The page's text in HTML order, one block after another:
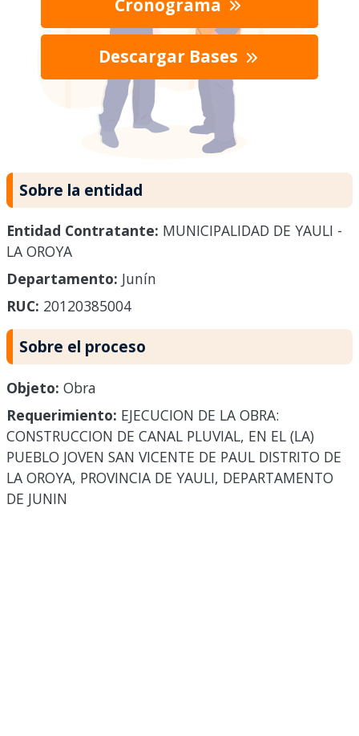
Cronograma
Descargar Bases
Sobre la entidad
Entidad Contratante: MUNICIPALIDAD DE YAULI -
LA OROYA
Departamento: Junín
RUC: 20120385004
Sobre el proceso
Objeto: Obra
Requerimiento: EJECUCION DE LA OBRA:
CONSTRUCCION DE CANAL PLUVIAL, EN EL (LA)
PUEBLO JOVEN SAN VICENTE DE PAUL DISTRITO DE
LA OROYA, PROVINCIA DE YAULI, DEPARTAMENTO
DE JUNIN